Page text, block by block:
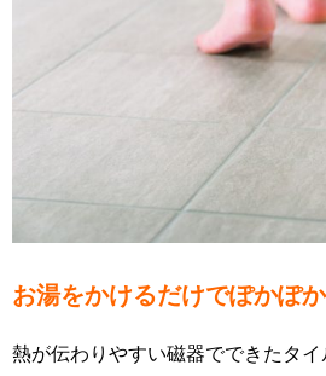
お湯をかけるだけでぽかぽか
熱が伝わりやすい磁器でできたタ